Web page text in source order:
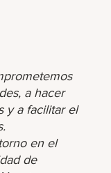
a hacer
y a facilitar el
en el
de